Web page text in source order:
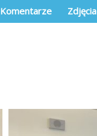
Komentarze Zdjęcia